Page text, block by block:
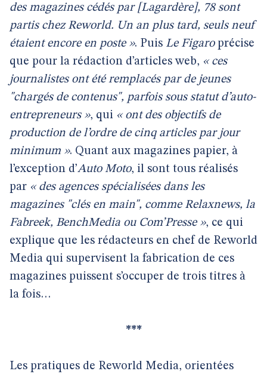
des magazines cédés par [Lagardère], 78 sont
partis chez Reworld. Un an plus tard, seuls neuf
étaient encore en poste ». Puis Le Figaroprécise
que pour la rédaction d’articles web, « ces
journalistes ont été remplacés par de jeunes
"chargés de contenus", parfois sous statut d’auto-
entrepreneurs », qui « ont des objectifs de
production de l’ordre de cinq articles par jour
minimum ». Quant aux magazines papier, à
l’exception d’Auto Moto, il sont tous réalisés
par « des agences spécialisées dans les
magazines "clés en main", comme Relaxnews, la
Fabreek, BenchMedia ou Com’Presse », ce qui
explique que les rédacteurs en chef de Reworld
Media qui supervisent la fabrication de ces
magazines puissent s’occuper de trois titres à
la fois…
***
Les pratiques de Reworld Media, orientées